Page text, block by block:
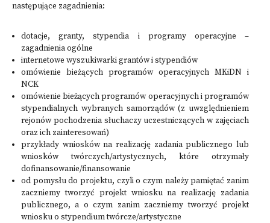
następujące zagadnienia:
dotacje, granty, stypendia i programy operacyjne –
zagadnienia ogólne
internetowe wyszukiwarki grantów i stypendiów
omówienie bieżących programów operacyjnych MKiDN i
NCK
omówienie bieżących programów operacyjnych i programów
stypendialnych wybranych samorządów (z uwzględnieniem
rejonów pochodzenia słuchaczy uczestniczących w zajęciach
oraz ich zainteresowań)
przykłady wniosków na realizację zadania publicznego lub
wniosków twórczych/artystycznych, które otrzymały
dofinansowanie/finansowanie
od pomysłu do projektu, czyli o czym należy pamiętać zanim
zaczniemy tworzyć projekt wniosku na realizację zadania
publicznego, a o czym zanim zaczniemy tworzyć projekt
wniosku o stypendium twórcze/artystyczne